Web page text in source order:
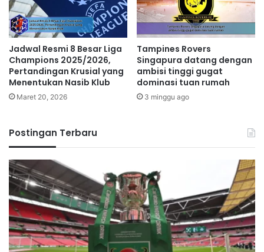
Jadwal Resmi 8 Besar Liga
Champions 2025/2026,
Pertandingan Krusial yang
Menentukan Nasib Klub
Maret 20, 2026
Tampines Rovers
Singapura datang dengan
ambisi tinggi gugat
dominasi tuan rumah
3 minggu ago
Postingan Terbaru